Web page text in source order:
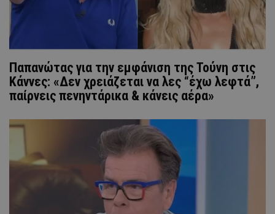
Παπανώτας για την εμφάνιση της Τούνη στις
Κάννες: «Δεν χρειάζεται να λες “έχω λεφτά”,
παίρνεις πενηντάρικα & κάνεις αέρα»